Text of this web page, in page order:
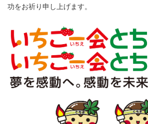
功をお祈り申し上げます。